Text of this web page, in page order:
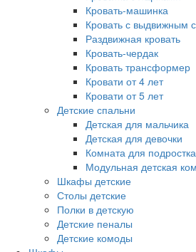
Кровать-машинка
Кровать с выдвижным
Раздвижная кровать
Кровать-чердак
Кровать трансформер
Кровати от 4 лет
Кровати от 5 лет
Детские спальни
Детская для мальчика
Детская для девочки
Комната для подростка
Модульная детская
Шкафы детские
Столы детские
Полки в детскую
Детские пеналы
Детские комоды